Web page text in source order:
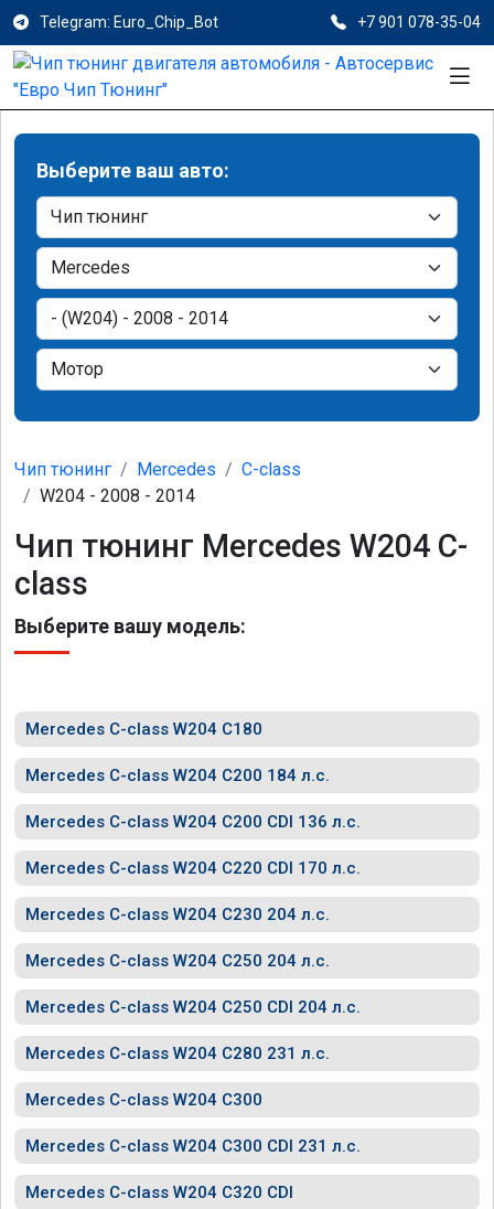
Telegram: Euro_Chip_Bot +7 901 078-35-04
Выберите ваш авто:
Чип тюнинг Mercedes
C-class
W204 - 2008 - 2014
Чип тюнинг Mercedes W204 C-
class
Выберите вашу модель:
Mercedes C-class W204 C180
Mercedes C-class W204 C200 184 л.с.
Mercedes C-class W204 C200 CDI 136 л.с.
Mercedes C-class W204 C220 CDI 170 л.с.
Mercedes C-class W204 C230 204 л.с.
Mercedes C-class W204 C250 204 л.с.
Mercedes C-class W204 C250 CDI 204 л.с.
Mercedes C-class W204 C280 231 л.с.
Mercedes C-class W204 C300
Mercedes C-class W204 C300 CDI 231 л.с.
Mercedes C-class W204 C320 CDI